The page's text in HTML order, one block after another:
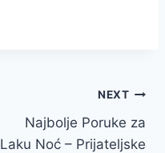
NEXT
Najbolje Poruke za
Laku Noć – Prijateljske